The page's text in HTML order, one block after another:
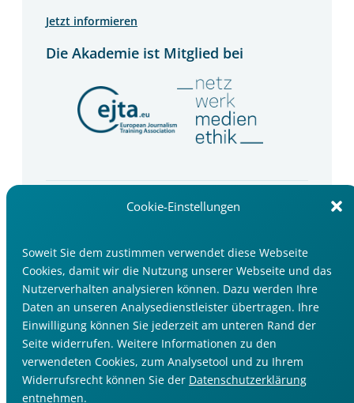
Cookie-Einstellungen
Soweit Sie dem zustimmen verwendet diese Webseite
Cookies, damit wir die Nutzung unserer Webseite und das
Nutzerverhalten analysieren können. Dazu werden Ihre
Daten an unseren Analysedienstleister übertragen. Ihre
Einwilligung können Sie jederzeit am unteren Rand der
Seite widerrufen. Weitere Informationen zu den
verwendeten Cookies, zum Analysetool und zu Ihrem
Widerrufsrecht können Sie der Datenschutzerklärung
entnehmen.
Jetzt informieren
Die Akademie ist Mitglied bei
Jetzt anmelden